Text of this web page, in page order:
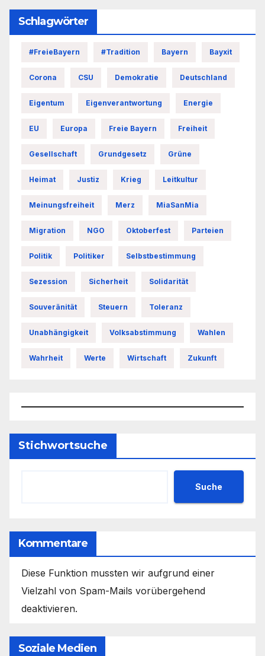
Schlagwörter
#FreieBayern #Tradition Bayern Bayxit
Corona CSU Demokratie Deutschland
Eigentum Eigenverantwortung Energie
EU Europa Freie Bayern Freiheit
Gesellschaft Grundgesetz Grüne
Heimat Justiz Krieg Leitkultur
Meinungsfreiheit Merz MiaSanMia
Migration NGO Oktoberfest Parteien
Politik Politiker Selbstbestimmung
Sezession Sicherheit Solidarität
Souveränität Steuern Toleranz
Unabhängigkeit Volksabstimmung Wahlen
Wahrheit Werte Wirtschaft Zukunft
Stichwortsuche
Suche
Kommentare
Diese Funktion mussten wir aufgrund einer
Vielzahl von Spam-Mails vorübergehend
deaktivieren.
Soziale Medien